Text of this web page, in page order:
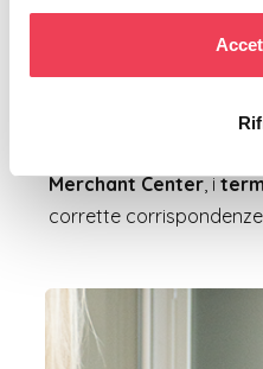
dell’ottimizzazionetra
segmenti di pubblico
Merchant Center, i
corrette